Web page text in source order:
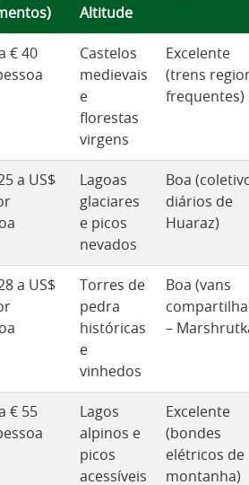
Altitude
€ 40
Castelos
medievais
e
florestas
virgens
Excelente
(trens
frequentes)
a US$
Lagoas
glaciares
e picos
nevados
Boa
diários de
Huaraz)
a US$
Torres de
pedra
históricas
e
vinhedos
Boa (vans
–
€ 55
Lagos
alpinos e
picos
acessíveis
Excelente
(bondes
elétricos de
montanha)